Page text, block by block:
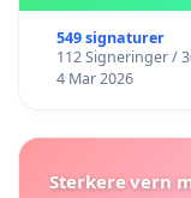
549 signaturer
112 Signeringer /
4 Mar 2026
Sterkere vern